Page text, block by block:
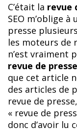
C’était la revue
SEO m’oblige
presse
les moteurs de
n’est vraiment
revue de presse
que cet article
des articles de
revue de
« revue de
donc d’avoir lu